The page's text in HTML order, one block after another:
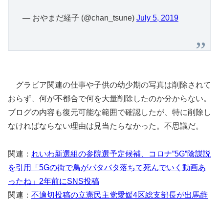
— おやまだ経子 (@chan_tsune) July 5, 2019
グラビア関連の仕事や子供の幼少期の写真は削除されて
おらず、何が不都合で何を大量削除したのか分からない。
ブログの内容も復元可能な範囲で確認したが、特に削除し
なければならない理由は見当たらなかった。不思議だ。
関連： れいわ新選組の参院選予定候補、コロナ”5G”陰謀説
を引用「5Gの街で鳥がバタバタ落ちて死んでいく動画あ
ったね」2年前にSNS投稿
関連： 不適切投稿の立憲民主党愛媛4区総支部長が出馬辞